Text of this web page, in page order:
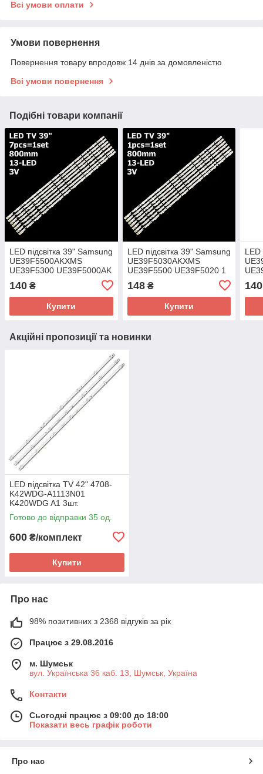
Всі умови оплати
Умови повернення
Повернення товару впродовж 14 днів за домовленістю
Всі умови повернення
Подібні товари компанії
LED підсвітка 39" Samsung
UE39F5500AKXMS
UE39F5300 UE39F5000AK
UA39F5088AR/J 1 планка
140 ₴
Купити
LED підсвітка 39" Samsung
UE39F5030AKXMS
UE39F5500 UE39F5020 1
148₴
Купити
LED
140
Акційні пропозиції та новинки
LED підсвітка TV 42" 4708-
K42WDG-A1113N01
K420WDG A1 3шт.
Готово до відправки 35 од.
600 ₴/комплект
Купити
Про нас
98% позитивних з 2368 відгуків за рік
Працює з 29.08.2016
м. Шумськ
вул. Українська 36 каб. 13, Шумськ, Україна
Контакти
Сьогодні працює з 09:00 до 18:00
Показати весь графік роботи
Про нас